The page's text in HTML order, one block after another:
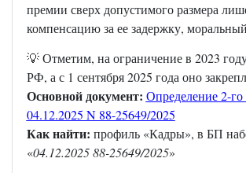
премии сверх допустимого размера
компенсацию за ее задержку,
💡 Отметим, на ограничение в 2023
РФ, а с 1 сентября 2025 года оно
Основной документ: Определение 2-
04.12.2025 N 88-25649/2025
Как найти: профиль «Кадры», в БП
«04.12.2025 88-25649/2025»